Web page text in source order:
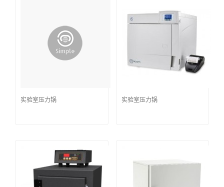
实验室压力锅 实验室压力锅